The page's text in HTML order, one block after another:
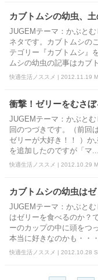
カブトムシの幼虫、
JUGEMテーマ：かぶと
ネタです。カブトムシの
テゴリー『カブトムシ』
ムシの幼虫の記事はカブ
快適生活ノススメ | 2012.11.19
衝撃！ゼリーをむさ
JUGEMテーマ：かぶと
回のつづきです。（前回
ゼリーが大好き！！ ）か
を追加したのですが「マ...
快適生活ノススメ | 2012.10.29
カブトムシの幼虫は
JUGEMテーマ：かぶと
はゼリーを食べるのか？
ーのカップの中に頭をつ
本当に好きなのかも・・
快適生活ノススメ | 2012.10.28